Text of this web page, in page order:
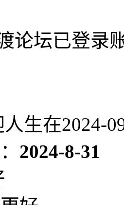
论坛已登录
生在2024-
2024-8-31